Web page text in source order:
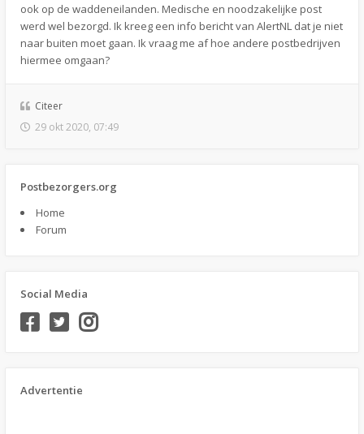
ook op de waddeneilanden. Medische en noodzakelijke post
werd wel bezorgd. Ik kreeg een info bericht van AlertNL dat je niet
naar buiten moet gaan. Ik vraag me af hoe andere postbedrijven
hiermee omgaan?
Citeer
29 okt 2020, 07:49
Postbezorgers.org
Home
Forum
Social Media
Advertentie